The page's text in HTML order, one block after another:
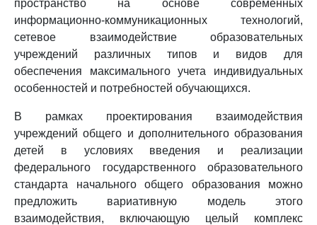
пространство на основе современных
информационно-коммуникационных технологий,
сетевое взаимодействие образовательных
учреждений различных типов и видов для
обеспечения максимального учета индивидуальных
особенностей и потребностей обучающихся.
В рамках проектирования взаимодействия
учреждений общего и дополнительного образования
детей в условиях введения и реализации
федерального государственного образовательного
стандарта начального общего образования можно
предложить вариативную модель этого
взаимодействия, включающую целый комплекс